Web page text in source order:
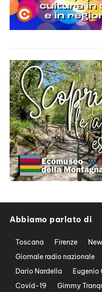
Abbiamo parlato di
Toscana Firenze
Giornale radio nazionale
Dario Nardella
Eugenio
Covid-19
Gimmy